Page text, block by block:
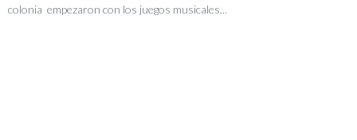
colonia empezaron con los juegos musicales...